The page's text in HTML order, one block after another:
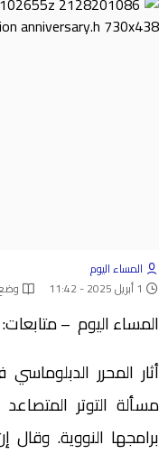
المساء اليوم
1 أبريل 2025 - 11:42
المساء اليوم – متابعات:
أثار المحرر
مسألة التوتر
برامجها النووية. وقال